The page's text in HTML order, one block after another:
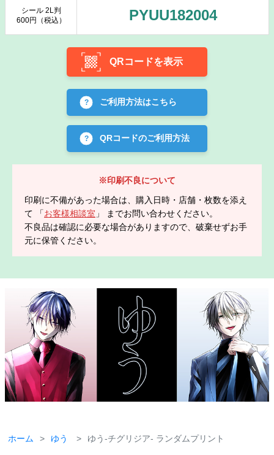
シール 2L判
600円（税込）
PYUU182004
QRコードを表示
ご利用方法はこちら
QRコードのご利用方法
※印刷不良について
印刷に不備があった場合は、購入日時・店舗・枚数を添え
て 「お客様相談室 」 までお問い合わせください。
不良品は確認に必要な場合がありますので、破棄せずお手
元に保管ください。
ホーム ゆう ゆう-チグリジア- ランダムプリント